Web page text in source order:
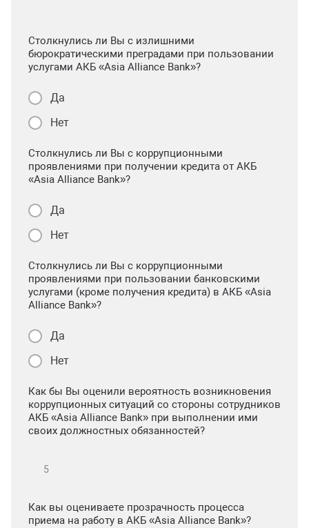
Столкнулись ли Вы с излишними
бюрократическими преградами при пользовании
услугами АКБ «Asia Alliance Bank»?
Да
Нет
Столкнулись ли Вы с коррупционными
проявлениями при получении кредита от АКБ
«Asia Alliance Bank»?
Да
Нет
Столкнулись ли Вы с коррупционными
проявлениями при пользовании банковскими
услугами (кроме получения кредита) в АКБ «Asia
Alliance Bank»?
Да
Нет
Как бы Вы оценили вероятность возникновения
коррупционных ситуаций со стороны сотрудников
АКБ «Asia Alliance Bank» при выполнении ими
своих должностных обязанностей?
Как вы оцениваете прозрачность процесса
приема на работу в АКБ «Asia Alliance Bank»?